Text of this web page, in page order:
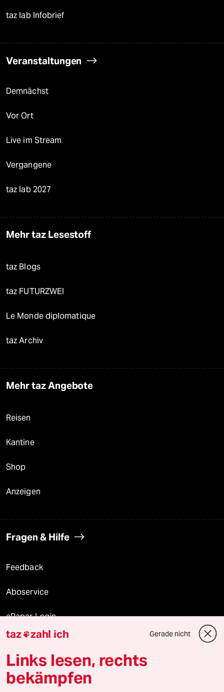
taz lab Infobrief
Veranstaltungen
Demnächst
Vor Ort
Live im Stream
Vergangene
taz lab 2027
Mehr taz Lesestoff
taz Blogs
taz FUTURZWEI
Le Monde diplomatique
taz Archiv
Mehr taz Angebote
Reisen
Kantine
Shop
Anzeigen
Fragen & Hilfe
Feedback
Aboservice
ePaper Login
Downloads für Abonnierende
© 2026 taz Verlags und Vertriebs GmbH
taz zahl ich Gerade nicht
Links lesen, rechts
bekämpfen